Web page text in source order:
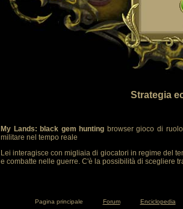
Strategia
My Lands: black gem hunting browser gioco di
militare nel tempo reale
Lei interagisce con migliaia di giocatori in regime del
e combatte nelle guerre. C'è la possibilità di scegliere
Pagina principale Forum Enciclopedia